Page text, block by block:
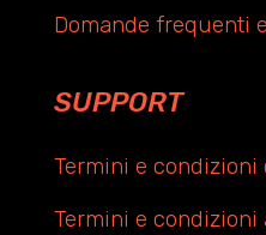
Domande frequenti
SUPPORT
Termini e condizioni
Termini e condizioni